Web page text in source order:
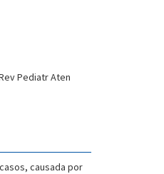
Pediatr Aten
causada por